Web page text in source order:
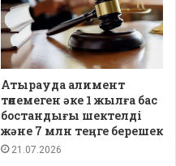
Атырауда алимент
төлемеген әке 1 жылға бас
бостандығы шектелді
және 7 млн теңге берешек
21.07.2026